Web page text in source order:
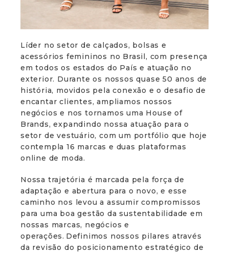
Líder no setor de calçados, bolsas e
acessórios femininos no Brasil, com presença
em todos os estados do País e atuação no
exterior. Durante os nossos quase 50 anos de
história, movidos pela conexão e o desafio de
encantar clientes, ampliamos nossos
negócios e nos tornamos uma House of
Brands, expandindo nossa atuação para o
setor de vestuário, com um portfólio que hoje
contempla 16 marcas e duas plataformas
online de moda.
Nossa trajetória é marcada pela força de
adaptação e abertura para o novo, e esse
caminho nos levou a assumir compromissos
para uma boa gestão da sustentabilidade em
nossas marcas, negócios e
operações. Definimos nossos pilares através
da revisão do posicionamento estratégico de